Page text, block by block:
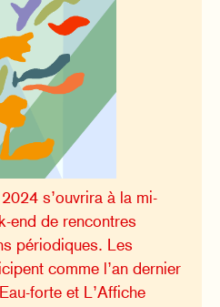
s’ouvrira à la mi-
end de rencontres
périodiques. Les
comme l’an dernier
forte et L’Affiche